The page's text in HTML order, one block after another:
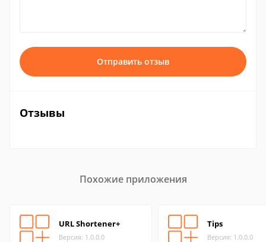
Отправить отзыв
Отзывы
Похожие приложения
URL Shortener+
Версия: 1.0.0.0
Tips
Версия: 1.0.0.0